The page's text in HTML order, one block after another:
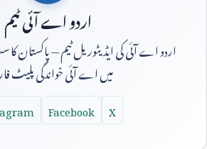
اردو اے آئی ٹیم
اردو اے آئی کی ایڈیٹوریل ٹیم — پاکستان
میں اے آئی خواندگی پلیٹ
X
Facebook